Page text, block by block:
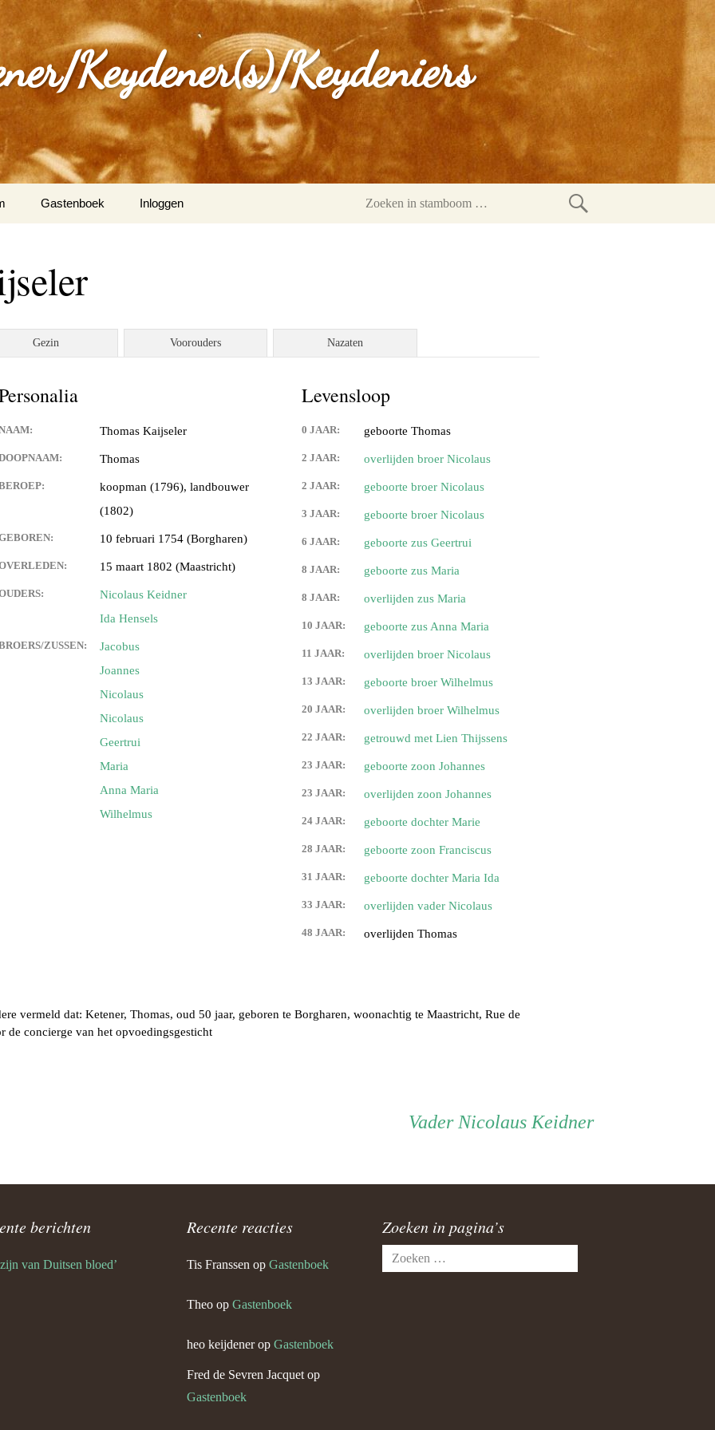
Keydener(s)/Keydeniers
en Tina Vleugels
(Wittem)
en Louisa Sintzen
en Anneke Spaaij
Keijdener en Trine Van
Keijdener en Tineke
en Hermien
Keijdener en Tina van
Keijdener en Riet Jansen
en Maria Eussen
Keijdener en Lies Dieteren
Keijdener (Neerbeek)
Gastenboek
Inloggen
Zoeken
Gezin Voorouders Nazaten
Thomas Kaijseler
Thomas
koopman (1796), landbouwer
(1802)
10 februari 1754 (Borgharen)
15 maart 1802 (Maastricht)
Nicolaus Keidner
Ida Hensels
ZUSSEN:
Jacobus
Joannes
Nicolaus
Nicolaus
Geertrui
Maria
Anna Maria
Wilhelmus
Levensloop
0 JAAR: geboorte Thomas
2 JAAR: overlijden broer Nicolaus
2 JAAR: geboorte broer Nicolaus
3 JAAR: geboorte broer Nicolaus
6 JAAR: geboorte zus Geertrui
8 JAAR: geboorte zus Maria
8 JAAR: overlijden zus Maria
10 JAAR: geboorte zus Anna Maria
11 JAAR: overlijden broer Nicolaus
13 JAAR: geboorte broer Wilhelmus
20 JAAR: overlijden broer Wilhelmus
22 JAAR: getrouwd met Lien Thijssens
23 JAAR: geboorte zoon Johannes
23 JAAR: overlijden zoon Johannes
24 JAAR: geboorte dochter Marie
28 JAAR: geboorte zoon Franciscus
31 JAAR: geboorte dochter Maria Ida
33 JAAR: overlijden vader Nicolaus
48 JAAR: overlijden Thomas
vermeld dat: Ketener, Thomas, oud 50 jaar, geboren te Borgharen, woonachtig te Maastricht, Rue de
Vader Vader
Nicolaus Keidner
berichten
van Duitsen bloed’
Recente reacties
Tis Franssen op Gastenboek
Theo op Gastenboek
heo keijdenerop Gastenboek
Fred de Sevren Jacquet op
Gastenboek
Zoeken in pagina’s
Zoeken
naar: